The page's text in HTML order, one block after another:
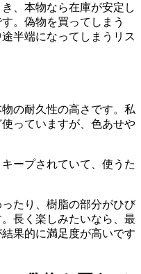
、本物なら在庫が安定し
。偽物を買ってしまう
半端になってしまうリス
の耐久性の高さです。私
っていますが、色あせや
ープされていて、使うた
たり、樹脂の部分がひび
長く楽しみたいなら、最
果的に満足度が高いです